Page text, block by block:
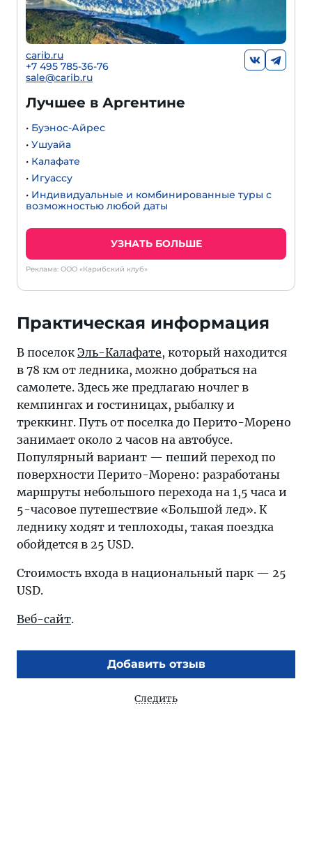
carib.ru
+7 495 785-36-76
sale@carib.ru
Лучшее в Аргентине
• Буэнос-Айрес
• Ушуайа
• Калафате
• Игуассу
• Индивидуальные и комбинированные туры с
возможностью любой даты
УЗНАТЬ БОЛЬШЕ
Реклама: ООО «Карибский клуб»
Практическая информация
В поселокЭль-Калафате, который находится
в 78 км от ледника, можно добраться на
самолете. Здесь же предлагаю ночлег в
кемпингах и гостиницах, рыбалку и
треккинг. Путь от поселка до Перито-Морено
занимает около 2 часов на автобусе.
Популярный вариант — пеший переход по
поверхности Перито-Морено: разработаны
маршруты небольшого перехода на 1,5 часа и
5-часовое путешествие «Большой лед». К
леднику ходят и теплоходы, такая поездка
обойдется в 25 USD.
Стоимость входа в национальный парк — 25
USD.
Веб-сайт.
Добавить отзыв
Следить